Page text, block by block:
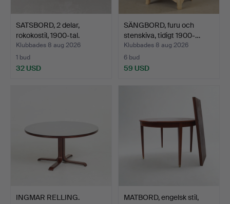
SATSBORD, 2 delar,
rokokostil, 1900-tal.
Klubbades 8 aug 2026
1 bud
32 USD
SÄNGBORD, furu och
stenskiva, tidigt 1900-…
Klubbades 8 aug 2026
6 bud
59 USD
INGMAR RELLING.
MATBORD, engelsk stil,